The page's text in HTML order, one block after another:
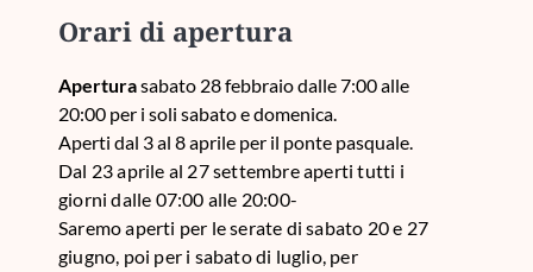
Orari di apertura
Aperturasabato 28 febbraio dalle 7:00 alle
20:00 per i soli sabato e domenica.
Aperti dal 3 al 8 aprile per il ponte pasquale.
Dal 23 aprile al 27 settembre aperti tutti i
giorni dalle 07:00 alle 20:00-
Saremo aperti per le serate di sabato 20 e 27
giugno, poi per i sabato di luglio, per